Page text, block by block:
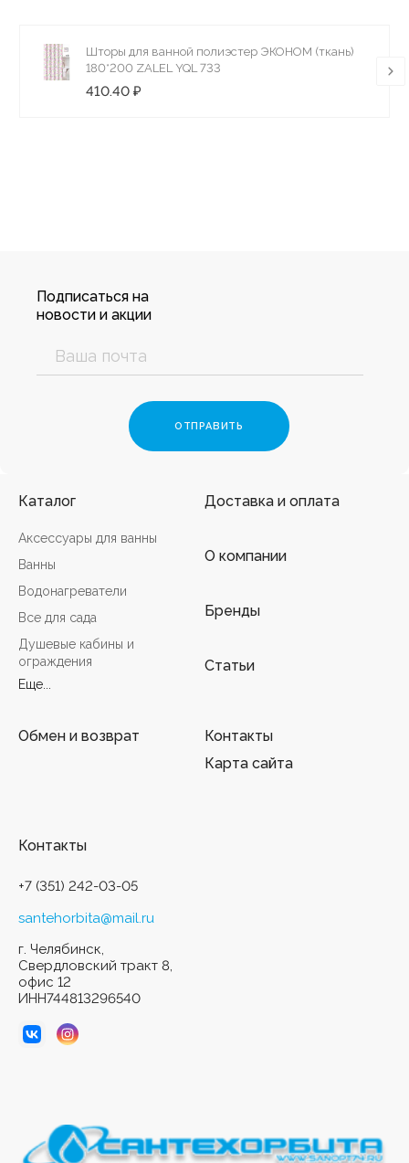
Шторы для ванной полиэстер ЭКОНОМ (ткань)
180*200 ZALEL YQL 733
410.40 ₽
Подписаться на
новости и акции
Каталог
Аксессуары для ванны
Ванны
Водонагреватели
Все для сада
Душевые кабины и
ограждения
Еще...
Доставка и оплата
О компании
Бренды
Статьи
Обмен и возврат
Контакты
Карта сайта
Контакты
+7 (351) 242-03-05
santehorbita@mail.ru
г. Челябинск,
Свердловский тракт 8,
офис 12
ИНН744813296540